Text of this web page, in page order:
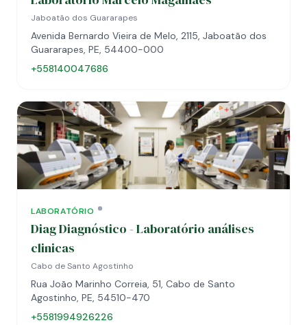
Jaboatão dos Guararapes
Avenida Bernardo Vieira de Melo, 2115, Jaboatão dos
Guararapes, PE, 54400-000
+558140047686
LABORATÓRIO
Diag Diagnóstico - Laboratório análises
clinicas
Cabo de Santo Agostinho
Rua João Marinho Correia, 51, Cabo de Santo
Agostinho, PE, 54510-470
+5581994926226